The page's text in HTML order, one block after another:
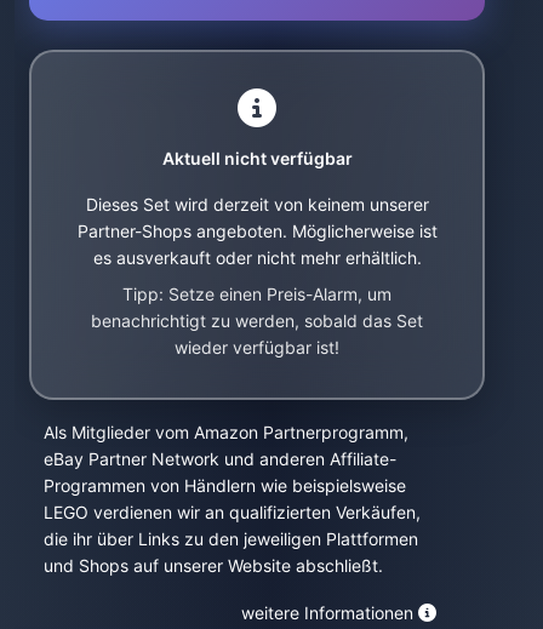
Aktuell nicht verfügbar
Dieses Set wird derzeit von keinem unserer
Partner-Shops angeboten. Möglicherweise ist
es ausverkauft oder nicht mehr erhältlich.
Tipp: Setze einen Preis-Alarm, um
benachrichtigt zu werden, sobald das Set
wieder verfügbar ist!
Als Mitglieder vom Amazon Partnerprogramm,
eBay Partner Network und anderen Affiliate-
Programmen von Händlern wie beispielsweise
LEGO verdienen wir an qualifizierten Verkäufen,
die ihr über Links zu den jeweiligen Plattformen
und Shops auf unserer Website abschließt.
weitere Informationen